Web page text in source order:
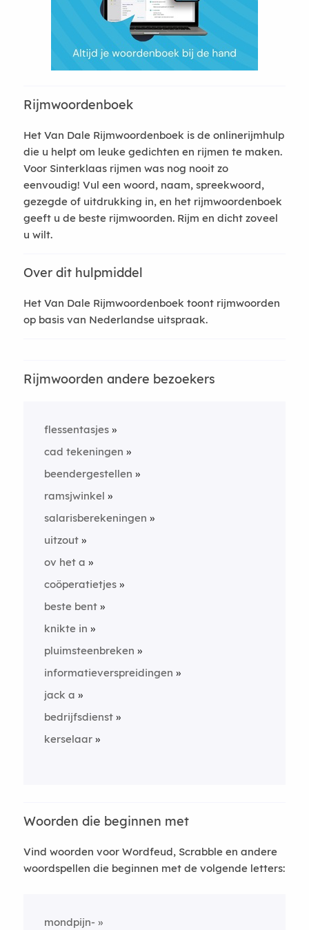
Rijmwoordenboek
Het Van Dale Rijmwoordenboek is de onlinerijmhulp
die u helpt om leuke gedichten en rijmen te maken.
Voor Sinterklaas rijmen was nog nooit zo
eenvoudig! Vul een woord, naam, spreekwoord,
gezegde of uitdrukking in, en het rijmwoordenboek
geeft u de beste rijmwoorden. Rijm en dicht zoveel
u wilt.
Over dit hulpmiddel
Het Van Dale Rijmwoordenboek toont rijmwoorden
op basis van Nederlandse uitspraak.
Rijmwoorden andere bezoekers
flessentasjes
cad tekeningen
beendergestellen
ramsjwinkel
salarisberekeningen
uitzout
ov het a
coöperatietjes
beste bent
knikte in
pluimsteenbreken
informatieverspreidingen
jack a
bedrijfsdienst
kerselaar
Woorden die beginnen met
Vind woorden voor Wordfeud, Scrabble en andere
woordspellen die beginnen met de volgende letters:
mondpijn-